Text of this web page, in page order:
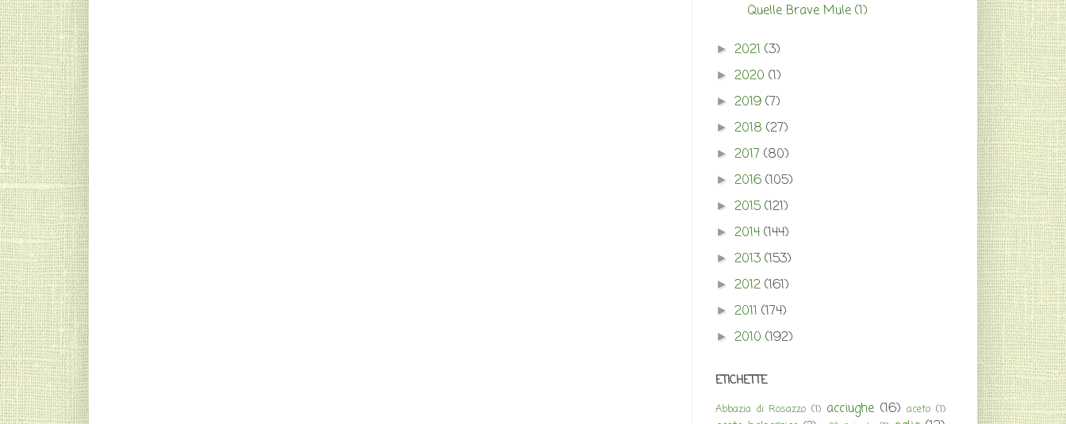
Quelle Brave Mule (1)
► 2021 (3)
► 2020 (1)
► 2019 (7)
► 2018 (27)
► 2017 (80)
► 2016 (105)
► 2015 (121)
► 2014 (144)
► 2013 (153)
► 2012 (161)
► 2011 (174)
► 2010 (192)
ETICHETTE
Abbazia di Rosazzo (1) acciughe (16) aceto (1)